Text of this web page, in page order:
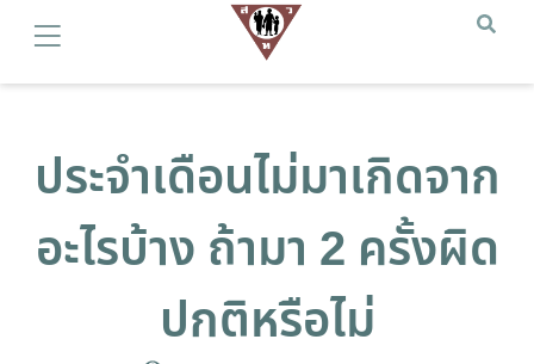
ประจำเดือนไม่มาเกิดจาก
อะไรบ้าง ถ้ามา 2 ครั้งผิด
ปกติหรือไม่